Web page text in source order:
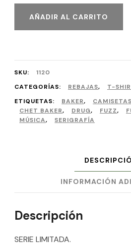
AÑADIR AL CARRITO
SKU:
1120
CATEGORÍAS:
REBAJAS,
T-
ETIQUETAS:
BAKER, CAMISETAS
CHET BAKER, DRUG, FUZZ,
MÚSICA, SERIGRAFÍA
INFORMACIÓN
Descripción
SERIE LIMITADA.